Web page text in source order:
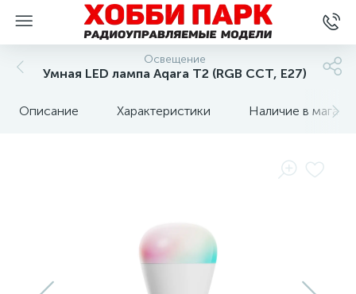
Освещение
Умная LED лампа Aqara Т2 (RGB CCT, E27)
Описание Характеристики Наличие в